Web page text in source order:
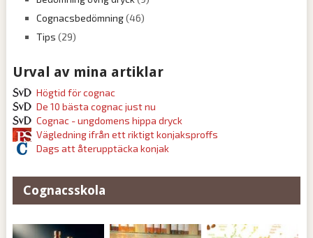
Cognacsbedömning(46)
Tips (29)
Urval av mina artiklar
Högtid för cognac
De 10 bästa cognac just nu
Cognac - ungdomens hippa dryck
Vägledning ifrån ett riktigt konjaksproffs
Dags att återupptäcka konjak
Cognacsskola